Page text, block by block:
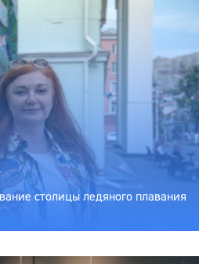
столицы ледяного плавания